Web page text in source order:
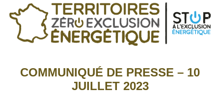
COMMUNIQUÉ DE PRESSE – 10
JUILLET 2023